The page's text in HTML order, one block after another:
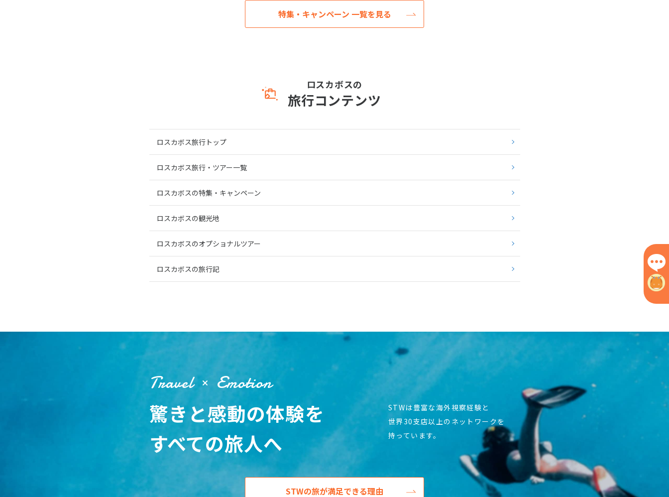
特集・キャンペーン 一覧を見る
ロスカボスの
旅行コンテンツ
ロスカボス旅行トップ
ロスカボス旅行・ツアー一覧
ロスカボスの特集・キャンペーン
ロスカボスの観光地
ロスカボスのオプショナルツアー
ロスカボスの旅行記
Travel Emotion
驚きと感動の体験を
すべての旅人へ
STWは豊富な海外視察経験と
世界30支店以上のネットワークを
持っています。
STWの旅が満足できる理由